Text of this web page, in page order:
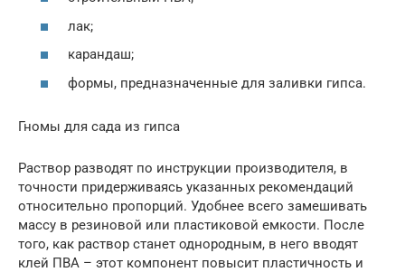
лак;
карандаш;
формы, предназначенные для заливки гипса.
Гномы для сада из гипса
Раствор разводят по инструкции производителя, в
точности придерживаясь указанных рекомендаций
относительно пропорций. Удобнее всего замешивать
массу в резиновой или пластиковой емкости. После
того, как раствор станет однородным, в него вводят
клей ПВА – этот компонент повысит пластичность и